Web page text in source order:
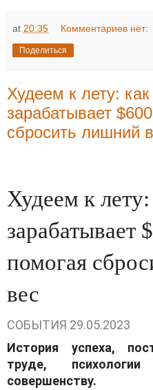
at 20:35 Комментариев нет:
Поделиться
Худеем к лету:
зарабатывает
сбросить лишний
Худеем к
зарабатывает
помогая
вес
СОБЫТИЯ 29.05.2023
История успеха,
труде,
совершенству.